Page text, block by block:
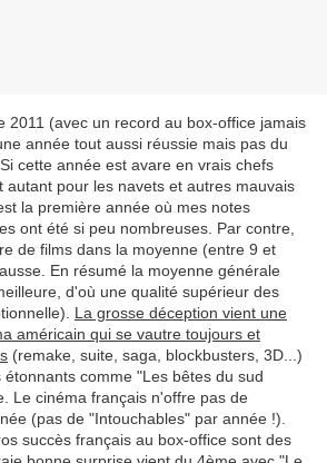
2011 (avec un record au box-office jamais
année tout aussi réussie mais pas du
cette année est avare en vrais chefs
autant pour les navets et autres mauvais
la première année où mes notes
ont été si peu nombreuses. Par contre,
de films dans la moyenne (entre 9 et
En résumé la moyenne générale
d'où une qualité supérieur des
La grosse déception vient une
américain qui se vautre toujours et
(remake, suite, saga, blockbusters, 3D...)
comme "Les bêtes du sud
Le cinéma français n'offre pas de
(pas de "Intouchables" par année !).
succès français au box-office sont des